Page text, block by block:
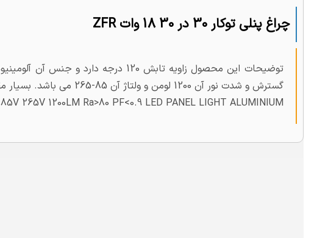
چراغ پنلی توکار 30 در 30 18 وات ZFR
گسترش و شدت نور آن 1200 لومن و ولتاژ آن 85-265 می باشد. بسیار مقرون به صرفه با طول عمر بالا است.
85V 265V 1200LM Ra>80 PF<0.9 LED PANEL LIGHT ALUMINIUM